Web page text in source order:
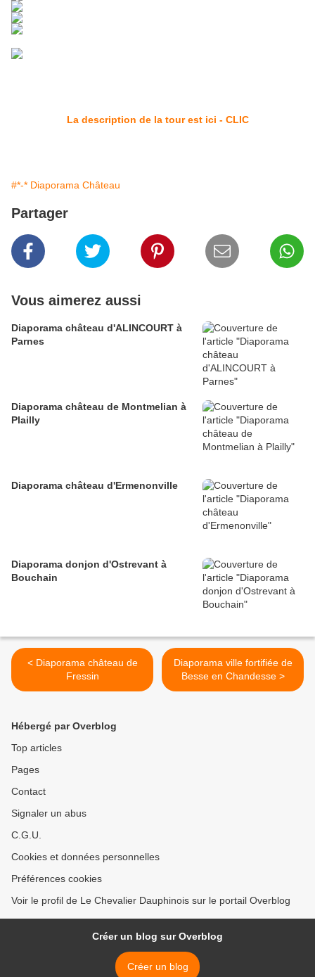
La description de la tour est ici - CLIC
#*-* Diaporama Château
Partager
Vous aimerez aussi
Diaporama château d'ALINCOURT à
Parnes
Diaporama château de Montmelian à
Plailly
Diaporama château d'Ermenonville
Diaporama donjon d'Ostrevant à
Bouchain
< Diaporama château de
Fressin
Diaporama ville fortifiée de
Besse en Chandesse >
Hébergé par Overblog
Top articles
Pages
Contact
Signaler un abus
C.G.U.
Cookies et données personnelles
Préférences cookies
Voir le profil de Le Chevalier Dauphinois sur le portail Overblog
Créer un blog sur Overblog
Créer un blog